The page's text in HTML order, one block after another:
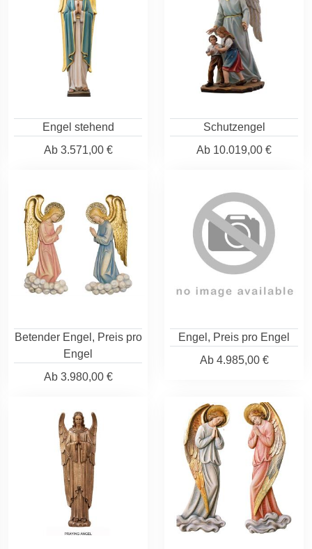
Engel stehend
Ab3.571,00 €
Schutzengel
Ab 10.019,00 €
Betender Engel, Preis pro
Engel
Ab3.980,00 €
Engel, Preis pro Engel
Ab4.985,00 €